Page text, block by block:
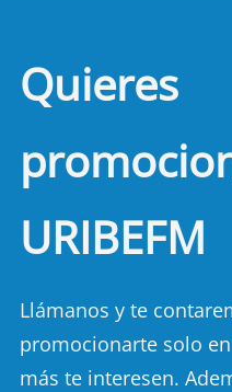
Quieres
URIBEFM
Llámanos y te
promocionarte solo
más te interesen.